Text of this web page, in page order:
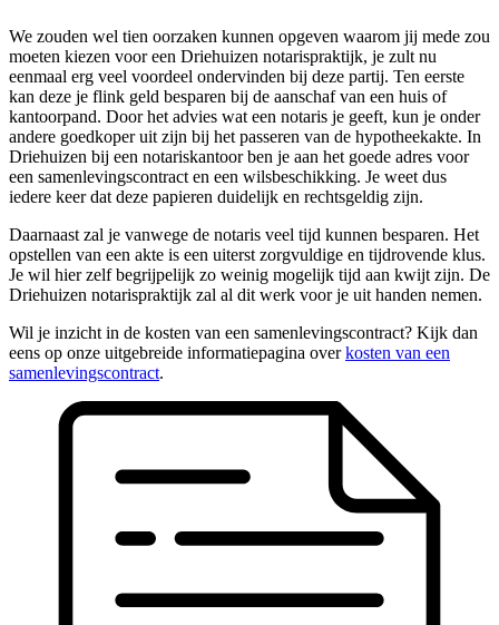
We zouden wel tien oorzaken kunnen opgeven waarom jij mede zou
moeten kiezen voor een Driehuizen notarispraktijk, je zult nu
eenmaal erg veel voordeel ondervinden bij deze partij. Ten eerste
kan deze je flink geld besparen bij de aanschaf van een huis of
kantoorpand. Door het advies wat een notaris je geeft, kun je onder
andere goedkoper uit zijn bij het passeren van de hypotheekakte. In
Driehuizen bij een notariskantoor ben je aan het goede adres voor
een samenlevingscontract en een wilsbeschikking. Je weet dus
iedere keer dat deze papieren duidelijk en rechtsgeldig zijn.
Daarnaast zal je vanwege de notaris veel tijd kunnen besparen. Het
opstellen van een akte is een uiterst zorgvuldige en tijdrovende klus.
Je wil hier zelf begrijpelijk zo weinig mogelijk tijd aan kwijt zijn. De
Driehuizen notarispraktijk zal al dit werk voor je uit handen nemen.
Wil je inzicht in de kosten van een samenlevingscontract? Kijk dan
eens op onze uitgebreide informatiepagina overkosten van een
samenlevingscontract.